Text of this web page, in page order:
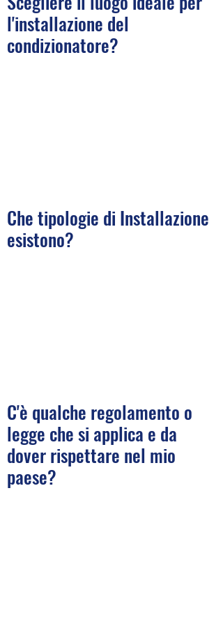
l'installazione del
condizionatore?
Che tipologie di Installazione
esistono?
C'è qualche regolamento o
legge che si applica e da
dover rispettare nel mio
paese?